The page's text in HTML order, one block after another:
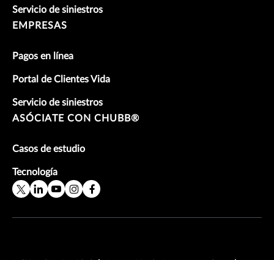
Servicio de siniestros
EMPRESAS
Pagos en línea
Portal de Clientes Vida
Servicio de siniestros
ASÓCIATE CON CHUBB®
Casos de estudio
Tecnología